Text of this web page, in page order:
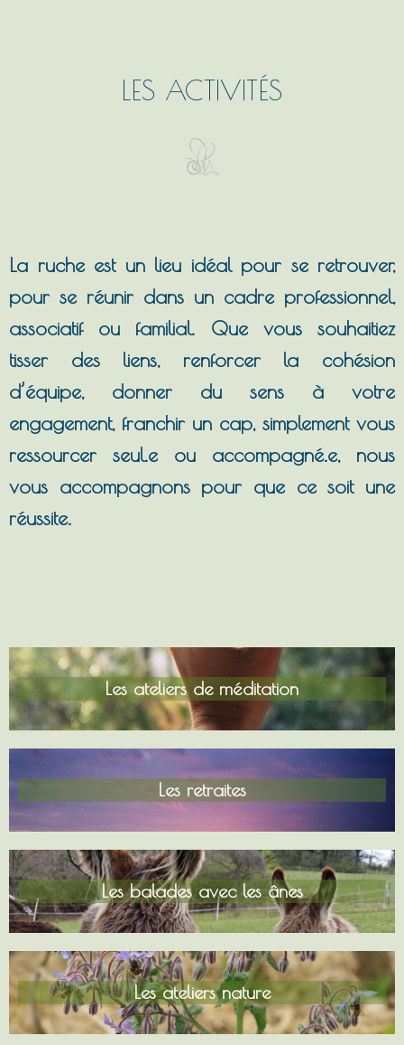
LES ACTIVITÉS
La ruche est un lieu idéal pour se retrouver,
pour se réunir dans un cadre professionnel,
associatif ou familial. Que vous souhaitiez
tisser des liens, renforcer la cohésion
d’équipe, donner du sens à votre
engagement, franchir un cap, simplement vous
ressourcer seul.e ou accompagné.e, nous
vous accompagnons pour que ce soit une
réussite.
Les ateliers de méditation
Les retraites
Les balades avec les ânes
Les ateliers nature